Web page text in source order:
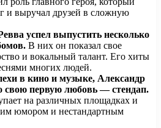
и выручал друзей в сложную
успел выпустить несколько
В них он показал свое
и вокальный талант. Его хиты
многих людей.
в кино и музыке, Александр
свою первую любовь — стендап.
на различных площадках и
юмором и нестандартным